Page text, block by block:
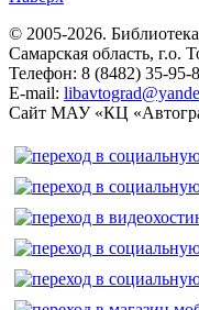
© 2005-2026.
Самарская область, г.о.
Телефон: 8 (8482) 35-95-
E-mail:
Сайт МАУ «КЦ